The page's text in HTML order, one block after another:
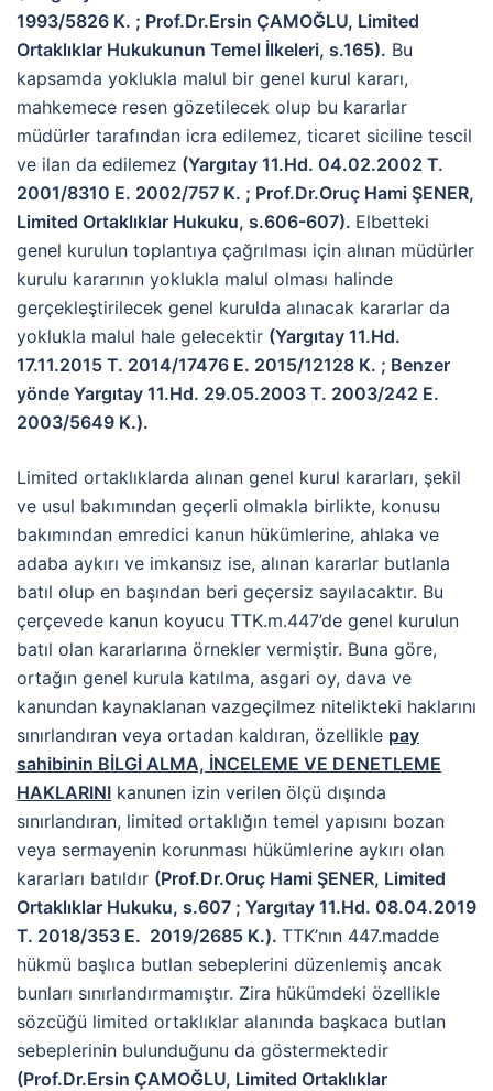
1993/5826 K. ; Prof.Dr.Ersin ÇAMOĞLU, Limited
Ortaklıklar Hukukunun Temel İlkeleri, s.165). Bu
kapsamda yoklukla malul bir genel kurul kararı,
mahkemece resen gözetilecek olup bu kararlar
müdürler tarafından icra edilemez, ticaret siciline tescil
ve ilan da edilemez (Yargıtay 11.Hd. 04.02.2002 T.
2001/8310 E. 2002/757 K. ; Prof.Dr.Oruç Hami ŞENER,
Limited Ortaklıklar Hukuku, s.606-607). Elbetteki
genel kurulun toplantıya çağrılması için alınan müdürler
kurulu kararının yoklukla malul olması halinde
gerçekleştirilecek genel kurulda alınacak kararlar da
yoklukla malul hale gelecektir (Yargıtay 11.Hd.
17.11.2015 T. 2014/17476 E. 2015/12128 K. ; Benzer
yönde Yargıtay 11.Hd. 29.05.2003 T. 2003/242 E.
2003/5649 K.).
Limited ortaklıklarda alınan genel kurul kararları, şekil
ve usul bakımından geçerli olmakla birlikte, konusu
bakımından emredici kanun hükümlerine, ahlaka ve
adaba aykırı ve imkansız ise, alınan kararlar butlanla
batıl olup en başından beri geçersiz sayılacaktır. Bu
çerçevede kanun koyucu TTK.m.447’de genel kurulun
batıl olan kararlarına örnekler vermiştir. Buna göre,
ortağın genel kurula katılma, asgari oy, dava ve
kanundan kaynaklanan vazgeçilmez nitelikteki haklarını
sınırlandıran veya ortadan kaldıran, özellikle pay
sahibinin BİLGİ ALMA, İNCELEME VE DENETLEME
HAKLARINI kanunen izin verilen ölçü dışında
sınırlandıran, limited ortaklığın temel yapısını bozan
veya sermayenin korunması hükümlerine aykırı olan
kararları batıldır (Prof.Dr.Oruç Hami ŞENER, Limited
Ortaklıklar Hukuku, s.607 ; Yargıtay 11.Hd. 08.04.2019
T. 2018/353 E. 2019/2685 K.). TTK’nın 447.madde
hükmü başlıca butlan sebeplerini düzenlemiş ancak
bunları sınırlandırmamıştır. Zira hükümdeki özellikle
sözcüğü limited ortaklıklar alanında başkaca butlan
sebeplerinin bulunduğunu da göstermektedir
(Prof.Dr.Ersin ÇAMOĞLU, Limited Ortaklıklar